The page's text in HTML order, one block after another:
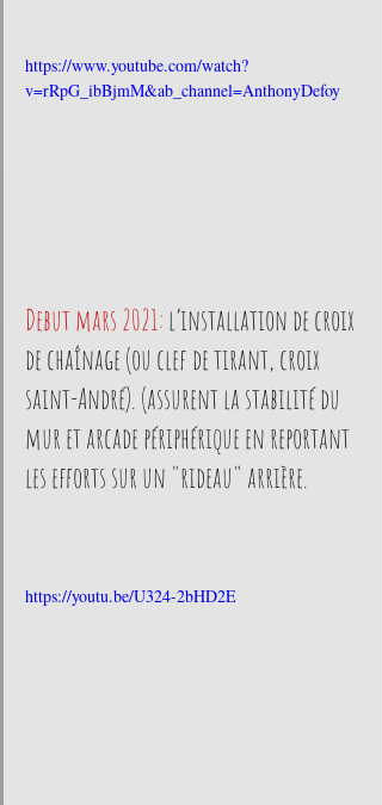
https://www.youtube.com/watch?
v=rRpG_ibBjmM&ab_channel=AnthonyDefoy
Debut mars 2021: l’installation de croix
de chaînage (ou clef de tirant, croix
saint-André). (assurent la stabilité du
mur et arcade périphérique en reportant
les efforts sur un "rideau" arrière.
https://youtu.be/U324-2bHD2E